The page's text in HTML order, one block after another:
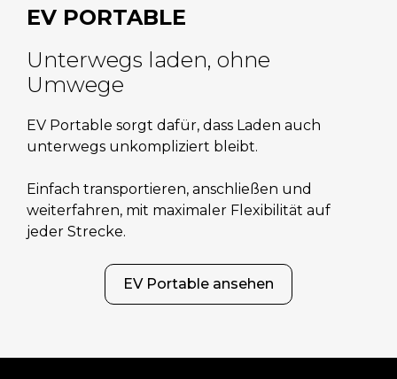
EV PORTABLE
Unterwegs laden, ohne
Umwege
EV Portable sorgt dafür, dass Laden auch
unterwegs unkompliziert bleibt.
Einfach transportieren, anschließen und
weiterfahren, mit maximaler Flexibilität auf
jeder Strecke.
EV Portable ansehen